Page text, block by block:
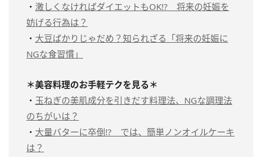
・ 激しくなければダイエットもOK!? 将来の妊娠を
妨げる行為は？
・ 大豆ばかりじゃだめ？知られざる「将来の妊娠に
NGな食習慣」
＊美容料理のお手軽テクを見る＊
・ 玉ねぎの美肌成分を引きだす料理法、NGな調理法
のちがいは？
・ 大量バターに卒倒!? では、簡単ノンオイルケーキ
は？